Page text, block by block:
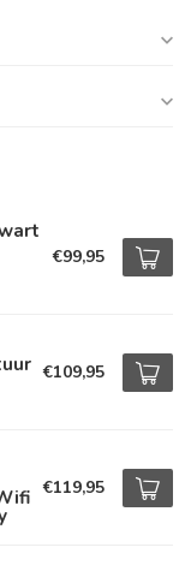
€99,95
€109,95
€119,95